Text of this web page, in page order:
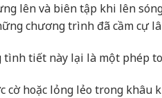
lên và biên tập khi lên
chương trình đã cầm cự
tiết này lại là một phép
hoặc lỏng lẻo trong khâu